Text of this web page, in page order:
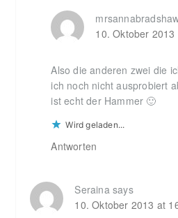
10. Oktober 2013
Also die anderen zwei die
ich noch nicht ausprobiert
ist echt der Hammer 🙂
Wird geladen...
Antworten
Seraina says
10. Oktober 2013 at